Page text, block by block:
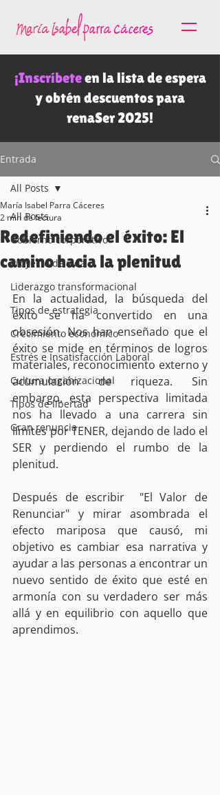
¡Inscríbeteen la lista de espera
y obtén descuentos para
renaSer 2025!
Entrada
All Posts
Gobierno corporativo
Proyecto de vida
Liderazgo transformacional
Tipos de estrategia
Crecimiento económico
Estrés e Insatisfacción Laboral
Cultura organizacional
Tipos de libertad
Gran renuncia
All Posts
Redefiniendo el éxito: El
camino hacia la plenitud
María Isabel Parra Cáceres
2 min de lectura
En la actualidad, la búsqueda del
éxito se ha convertido en una
obsesión. Nos han enseñado que el
éxito se mide en términos de logros
materiales, reconocimiento externo y
acumulación de riqueza. Sin
embargo, esta perspectiva limitada
nos ha llevado a una carrera sin
límites por TENER, dejando de lado el
SER y perdiendo el rumbo de la
plenitud.
Después de escribir  "El Valor de
Renunciar" y mirar asombrada el
efecto mariposa que causó, mi
objetivo es cambiar esa narrativa y
ayudar a las personas a encontrar un
nuevo sentido de éxito que esté en
armonía con su verdadero ser más
allá y en equilibrio con aquello que
aprendimos.